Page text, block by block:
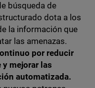
búsqueda de
dota a los
la información que
las amenazas.
por reducir
y mejorar las
automatizada.